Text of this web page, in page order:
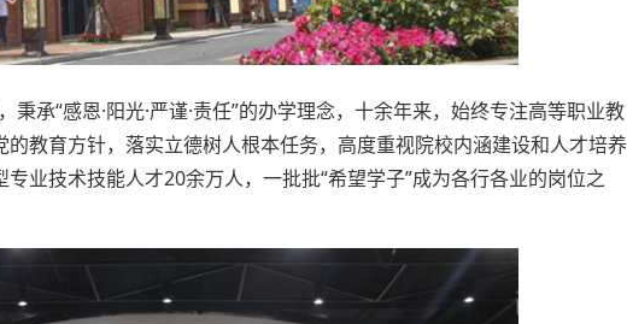
承“感恩·阳光·严谨·责任”的办学理念，十余年来，始终专注高等职业教
教育方针，落实立德树人根本任务，高度重视院校内涵建设和人才培养
业技术技能人才20余万人，一批批“希望学子”成为各行各业的岗位之